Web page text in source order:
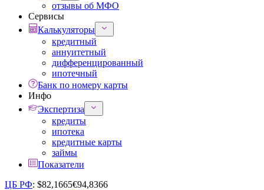
отзывы об МФО
Сервисы
Калькуляторы
кредитный
аннуитетный
дифференцированный
ипотечный
Банк по номеру карты
Инфо
Экспертиза
кредиты
ипотека
кредитные карты
займы
Показатели
ЦБ РФ: $82,1665€94,8366